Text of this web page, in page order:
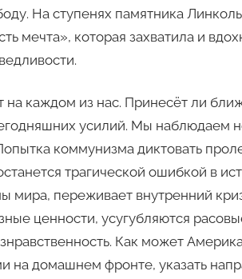
На ступенях памятника
мечта», которая захватила и
на каждом из нас. Принесёт ли
усилий. Мы наблюдаем
коммунизма диктовать
трагической ошибкой в
мира, переживает внутренний
ценности, усугубляются
Как может
на домашнем фронте, указать